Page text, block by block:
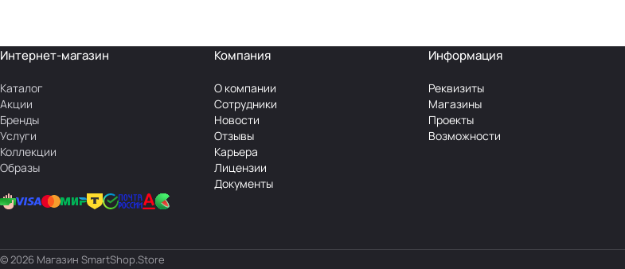
Интернет-магазин
Каталог
Акции
Бренды
Услуги
Коллекции
Образы
Компания
О компании
Сотрудники
Новости
Отзывы
Карьера
Лицензии
Документы
Информация
Реквизиты
Магазины
Проекты
Возможности
© 2026 Магазин SmartShop.Store